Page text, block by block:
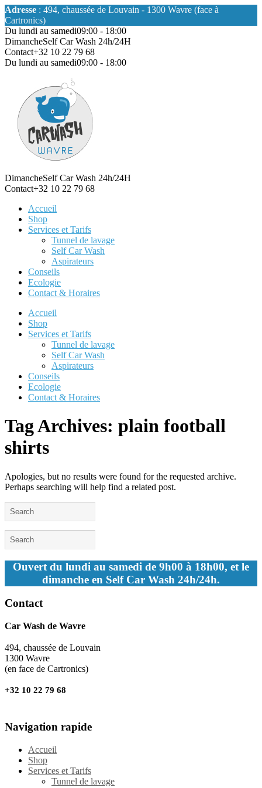
Adresse : 494, chaussée de Louvain - 1300 Wavre (face à
Cartronics)
Du lundi au samedi09:00 - 18:00
DimancheSelf Car Wash 24h/24H
Contact+32 10 22 79 68
Du lundi au samedi09:00 - 18:00
DimancheSelf Car Wash 24h/24H
Contact+32 10 22 79 68
Accueil
Shop
Services et Tarifs
Tunnel de lavage
Self Car Wash
Aspirateurs
Conseils
Ecologie
Contact & Horaires
Accueil
Shop
Services et Tarifs
Tunnel de lavage
Self Car Wash
Aspirateurs
Conseils
Ecologie
Contact & Horaires
Tag Archives: plain football
shirts
Apologies, but no results were found for the requested archive.
Perhaps searching will help find a related post.
Ouvert du lundi au samedi de 9h00 à 18h00, et le
dimanche en Self Car Wash 24h/24h.
Contact
Car Wash de Wavre
494, chaussée de Louvain
1300 Wavre
(en face de Cartronics)
+32 10 22 79 68
Navigation rapide
Accueil
Shop
Services et Tarifs
Tunnel de lavage